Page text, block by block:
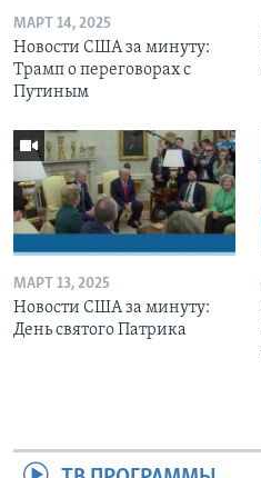
МАРТ 14, 2025
Новости США за минуту:
Трамп о переговорах с
Путиным
МАРТ 13, 2025
Новости США за минуту:
День святого Патрика